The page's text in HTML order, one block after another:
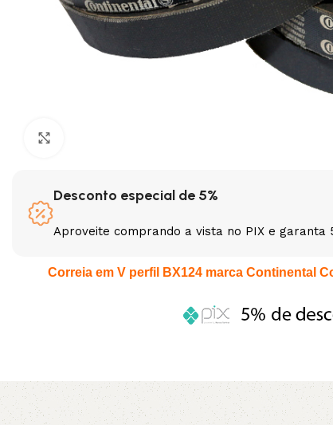
3L 3VX
A AX
D
XPA XPB
Desconto especial de 5%
Aproveite comprando a vista no PIX e garanta
Correia em V perfil BX124 marca Continental